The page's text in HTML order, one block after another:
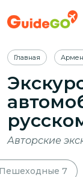
Главная
Авторские
7